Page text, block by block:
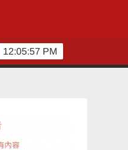
12:05:59 PM